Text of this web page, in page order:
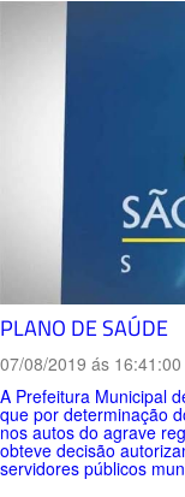
PLANO DE SAÚDE
07/08/2019 ás 16:41:00
A Prefeitura Municipal
que por determinação
nos autos do agrave
obteve decisão
servidores públicos